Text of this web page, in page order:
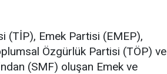
(TİP), Emek Partisi (EMEP),
Özgürlük Partisi (TÖP) ve
(SMF) oluşan Emek ve